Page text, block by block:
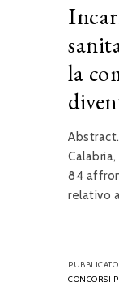
la
Abstract.
84
relativo
PUBBLICATO
CONCORSI